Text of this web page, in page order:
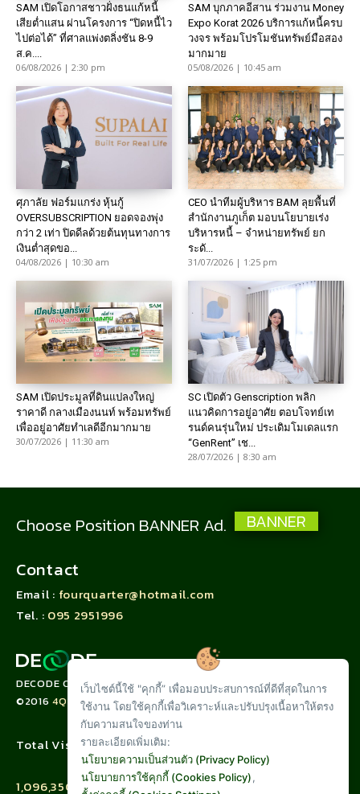
SAM เปิดโอกาสชาวฝั่งธนแก้หนี้
เสียต่ำแสน ผ่านโครงการ “ปิดหนี้ไว
ไปต่อได้” ที่ศาลแพ่งตลิ่งชัน 8-9
ส.ค....
06/08/2026 | 2:30 pm
SAM บุกภาคอีสาน ร่วมงาน Money
Expo Korat 2026 บริการแก้หนี้ครบ
วงจร พร้อมโปรโมชันทรัพย์มือสอง
มากมาย
05/08/2026 | 10:45 am
ศุภาลัย ฟอร์มแกร่ง หุ้นกู้
OVERSUBSCRIPTION ยอดจองพุ่ง
กว่า 2 เท่า ปิดดีลด้วยต้นทุนทางการ
เงินต่ำสุดขอ...
04/08/2026 | 10:30 am
CEO นำทีมผู้บริหาร BAM ลุยพื้นที่
สำนักงานภูเก็ต มอบนโยบายเร่ง
บริหารหนี้ – จำหน่ายทรัพย์ ยก
ระดั...
31/07/2026 | 1:25 pm
SAM เปิดประมูลที่ดินแปลงใหญ่
ราคาดี กลางเมืองนนท์ พร้อมทรัพย์
เพื่ออยู่อาศัยทำเลดีอีกมากมาย
30/07/2026 | 11:30 am
SC เปิดตัว Genscription พลิก
แนวคิดการอยู่อาศัย ตอบโจทย์เท
รนด์คนรุ่นใหม่ ประเดิมโมเดลแรก
“GenRent” เช...
28/07/2026 | 8:30 am
Choose Position BANNER Ad. BANNER
Contact
Email : fourquarter@hotmail.com
Tel. : 095 2951996
DECODE CORPORATION LIMITED
©20164QUARTER.CO
Total Visit :
1,096,350
เว็บไซต์นี้ใช้ "คุกกี้” เพื่อมอบประสบการณ์ที่ดีที่สุดในการ
ใช้งาน โดยใช้คุกกี้เพื่อวิเคราะห์และปรับปรุงเนื้อหาให้ตรง
กับความสนใจของท่าน
รายละเอียดเพิ่มเติม:
นโยบายความเป็นส่วนตัว (Privacy Policy)
นโยบายการใช้คุกกี้ (Cookies Policy),